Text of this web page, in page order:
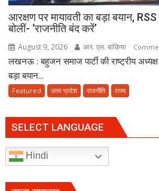
आरक्षण पर मायावती का बड़ा बयान,
बोलीं- ‘राजनीति बंद करें’
August 9, 2026 आर. एल. बांकिया
लखनऊ : बहुजन समाज पार्टी की राष्ट्रीय
बड़ा बयान...
Featured उत्तर प्रदेश राजनीति राज्य
SELECT LANGUAGE
Hindi